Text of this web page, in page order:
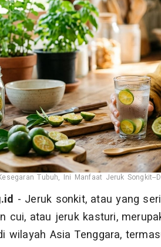
Tubuh, Ini Manfaat Jeruk Songkit--
- Jeruk sonkit, atau yang
cui, atau jeruk kasturi,
wilayah Asia Tenggara,